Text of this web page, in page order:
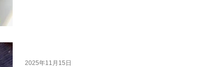
2025年11月15日